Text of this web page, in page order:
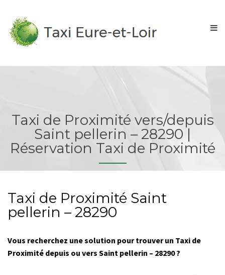
Taxi de Proximité vers/depuis
Saint pellerin – 28290 |
Réservation Taxi de Proximité
Taxi de Proximité Saint
pellerin – 28290
Vous recherchez une solution pour trouver un Taxi de
Proximité depuis ou vers Saint pellerin – 28290 ?